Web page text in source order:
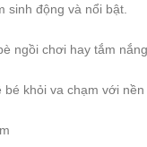
sinh động và nổi bật.
ngồi chơi hay tắm nắng.
khỏi va chạm với nền